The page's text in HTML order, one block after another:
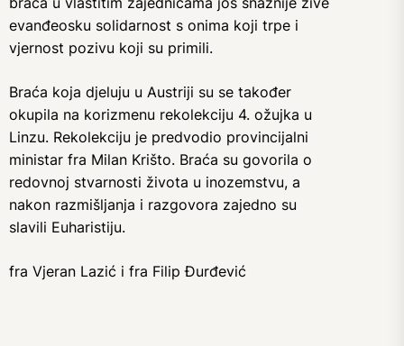
evanđeosku solidarnost s onima koji trpe i
vjernost pozivu koji su primili.
Braća koja djeluju u Austriji su se također
okupila na korizmenu rekolekciju 4. ožujka u
Linzu. Rekolekciju je predvodio provincijalni
ministar fra Milan Krišto. Braća su govorila o
redovnoj stvarnosti života u inozemstvu, a
nakon razmišljanja i razgovora zajedno su
slavili Euharistiju.
fra Vjeran Lazić i fra Filip Đurđević